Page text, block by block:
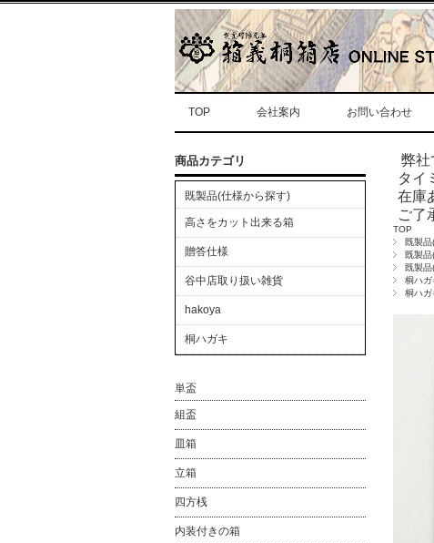
TOP 会社案内 お問い合わせ
弊社
タイ
在庫
ご了
TOP
既製
既製
既製
桐ハガ
桐ハガ
商品カテゴリ
既製品(仕様から探す)
高さをカット出来る箱
贈答仕様
谷中店取り扱い雑貨
hakoya
桐ハガキ
単盃
組盃
皿箱
立箱
四方桟
内装付きの箱